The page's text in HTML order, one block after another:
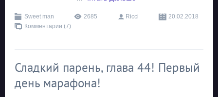
Sweet man 2685 Ricci
20.02.2018
Комментарии (7)
Сладкий парень, глава 44! Первый
день марафона!